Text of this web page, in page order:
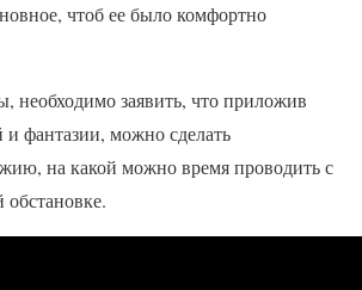
чтоб ее было комфортно
необходимо заявить, что приложив
и фантазии, можно сделать
на какой можно время проводить с